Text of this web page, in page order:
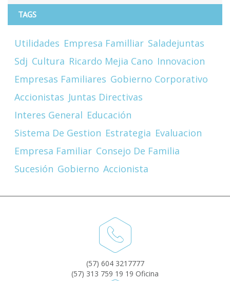
TAGS
Utilidades Empresa Familliar Saladejuntas
Sdj Cultura Ricardo Mejia Cano Innovacion
Empresas Familiares Gobierno Corporativo
Accionistas Juntas Directivas
Interes General Educación
Sistema De Gestion Estrategia Evaluacion
Empresa Familiar Consejo De Familia
Sucesión Gobierno Accionista
(57) 604 3217777
(57) 313 759 19 19 Oficina